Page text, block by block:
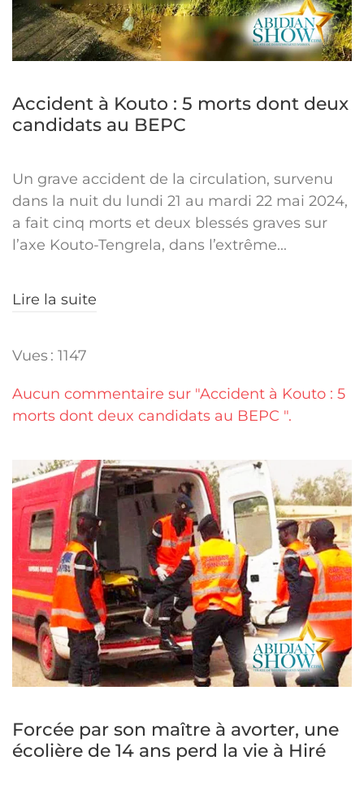
Accident à Kouto : 5 morts dont deux
candidats au BEPC
Un grave accident de la circulation, survenu
dans la nuit du lundi 21 au mardi 22 mai 2024,
a fait cinq morts et deux blessés graves sur
l’axe Kouto-Tengrela, dans l’extrême...
Lire la suite
Vues : 1147
Aucun commentaire sur "Accident à Kouto : 5
morts dont deux candidats au BEPC ".
Forcée par son maître à avorter, une
écolière de 14 ans perd la vie à Hiré